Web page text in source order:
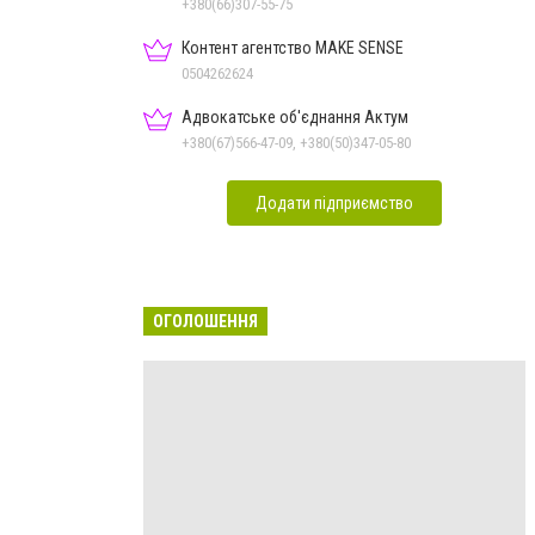
+380(66)307-55-75
Контент агентство MAKE SENSE
0504262624
Адвокатське об'єднання Актум
+380(67)566-47-09, +380(50)347-05-80
Додати підприємство
ОГОЛОШЕННЯ